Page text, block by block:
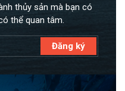
thủy sản mà bạn có
thể quan tâm.